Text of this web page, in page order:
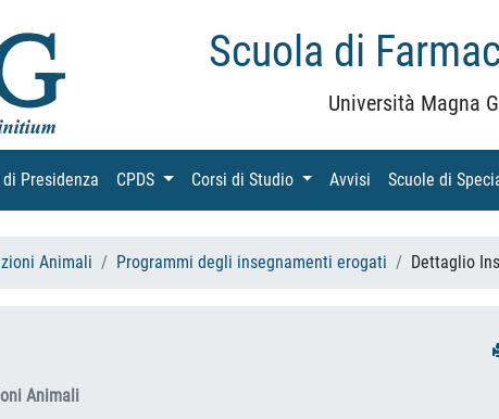
Scuola di
Università Magna
Presidenza (current)
CPDS (current)Corsi di Studio (current)
Avvisi (current)
Scuole di
Animali Programmi degli insegnamenti erogati Dettaglio
Animali